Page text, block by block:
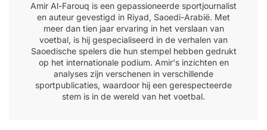
Amir Al-Farouq is een gepassioneerde sportjournalist
en auteur gevestigd in Riyad, Saoedi-Arabië. Met
meer dan tien jaar ervaring in het verslaan van
voetbal, is hij gespecialiseerd in de verhalen van
Saoedische spelers die hun stempel hebben gedrukt
op het internationale podium. Amir's inzichten en
analyses zijn verschenen in verschillende
sportpublicaties, waardoor hij een gerespecteerde
stem is in de wereld van het voetbal.